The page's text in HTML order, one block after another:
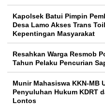
Kapolsek Batui Pimpin
Desa Lamo Akses Trans
Kepentingan Masyarakat
Resahkan Warga Resmob
Tahun Pelaku Pencurian
Munir Mahasiswa KKN-MB
Penyuluhan Hukum KDRT
Lontos